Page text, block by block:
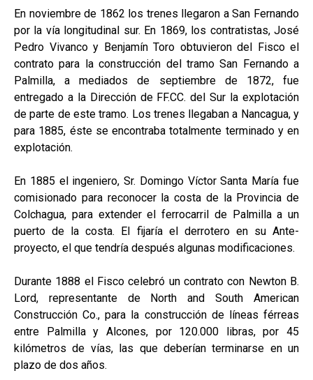
En noviembre de 1862 los trenes llegaron a San Fernando
por la vía longitudinal sur. En 1869, los contratistas, José
Pedro Vivanco y Benjamín Toro obtuvieron del Fisco el
contrato para la construcción del tramo San Fernando a
Palmilla, a mediados de septiembre de 1872, fue
entregado a la Dirección de FF.CC. del Sur la explotación
de parte de este tramo. Los trenes llegaban a Nancagua, y
para 1885, éste se encontraba totalmente terminado y en
explotación.
En 1885 el ingeniero, Sr. Domingo Víctor Santa María fue
comisionado para reconocer la costa de la Provincia de
Colchagua, para extender el ferrocarril de Palmilla a un
puerto de la costa. El fijaría el derrotero en su Ante-
proyecto, el que tendría después algunas modificaciones.
Durante 1888 el Fisco celebró un contrato con Newton B.
Lord, representante de North and South American
Construcción Co., para la construcción de líneas férreas
entre Palmilla y Alcones, por 120.000 libras, por 45
kilómetros de vías, las que deberían terminarse en un
plazo de dos años.